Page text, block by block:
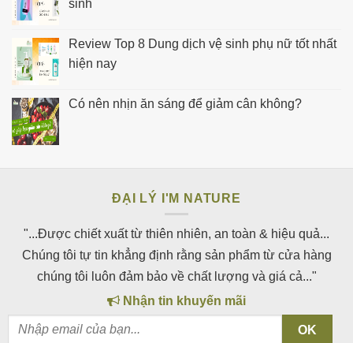
sinh
Review Top 8 Dung dịch vệ sinh phụ nữ tốt nhất
hiện nay
Có nên nhịn ăn sáng để giảm cân không?
ĐẠI LÝ I'M NATURE
"...Được chiết xuất từ thiên nhiên, an toàn & hiệu quả...
Chúng tôi tự tin khẳng định rằng sản phẩm từ cửa hàng
chúng tôi luôn đảm bảo về chất lượng và giá cả..."
Nhận tin khuyến mãi